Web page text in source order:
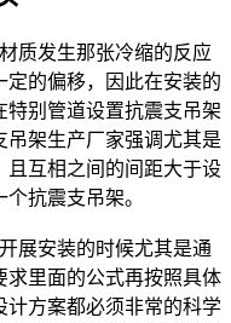
质发生那张冷缩的反应
定的偏移，因此在安装的
特别管道设置抗震支吊架
吊架生产厂家强调尤其是
且互相之间的间距大于设
抗震支吊架。
展安装的时候尤其是通
求里面的公式再按照具体
计方案都必须非常的科学